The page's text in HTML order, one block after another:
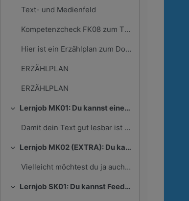
Text- und Medienfeld
Kompetenzcheck FK08 zum Thema "Planung" (3 Fragen)
Hier ist ein Erzählplan zum Download und Ausdrucke...
ERZÄHLPLAN
ERZÄHLPLAN
Einklappen Lernjob MK01: Du kannst einen Text mit einem TVP schreiben
Damit dein Text gut lesbar ist und professionell a...
Einklappen Lernjob MK02 (EXTRA): Du kannst einen Text formatieren
Vielleicht möchtest du ja auch ein paar Farben ins...
Einklappen Lernjob SK01: Du kannst Feedback geben und annehmen